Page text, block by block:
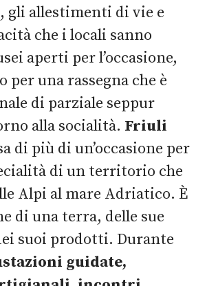
allestimenti di vie e
che i locali sanno
aperti per l’occasione,
una rassegna che è
di parziale seppur
alla socialità. Friuli
di più di un’occasione per
di un territorio che
Alpi al mare Adriatico. È
di una terra, delle sue
suoi prodotti. Durante
guidate,